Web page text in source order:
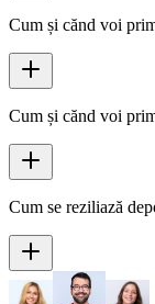
Cum și cănd voi
Cum și cănd voi
Cum se reziliază